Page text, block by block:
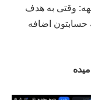
وقتی به هدف
اضافه